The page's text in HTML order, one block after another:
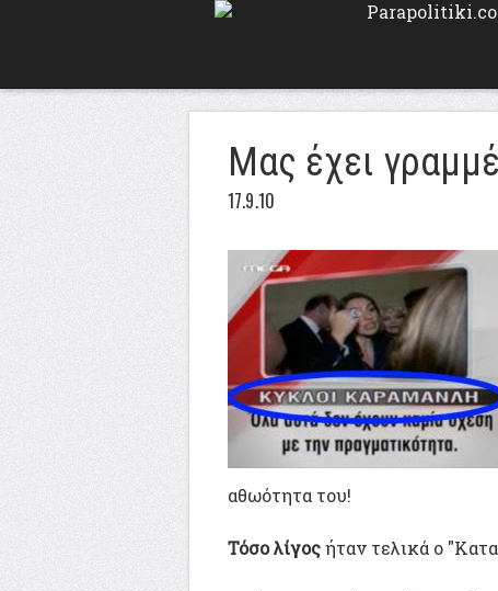
Μας έχει
17.9.10
αθωότητα του!
Τόσο λίγοςήταν τελικά ο